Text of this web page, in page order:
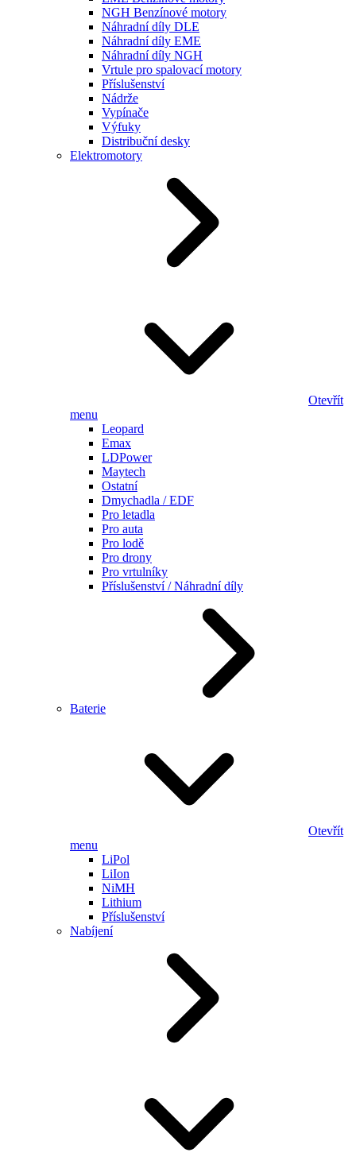
NGH Benzínové motory
Náhradní díly DLE
Náhradní díly EME
Náhradní díly NGH
Vrtule pro spalovací motory
Příslušenství
Nádrže
Vypínače
Výfuky
Distribuční desky
Elektromotory
Otevřít
menu
Leopard
Emax
LDPower
Maytech
Ostatní
Dmychadla / EDF
Pro letadla
Pro auta
Pro lodě
Pro drony
Pro vrtulníky
Příslušenství / Náhradní díly
Baterie
Otevřít
menu
LiPol
LiIon
NiMH
Lithium
Příslušenství
Nabíjení